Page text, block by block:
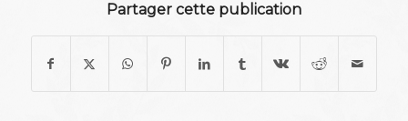
Partager cette publication